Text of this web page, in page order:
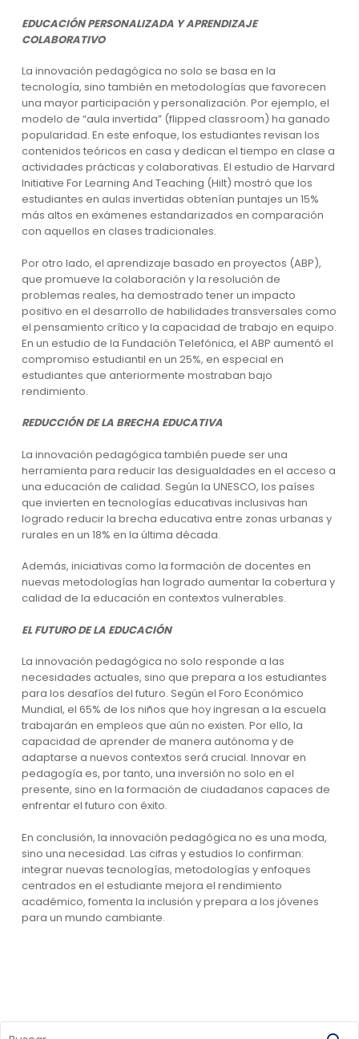
EDUCACIÓN PERSONALIZADA Y APRENDIZAJE
COLABORATIVO
La innovación pedagógica no solo se basa en la
tecnología, sino también en metodologías que favorecen
una mayor participación y personalización. Por ejemplo, el
modelo de “aula invertida” (flipped classroom) ha ganado
popularidad. En este enfoque, los estudiantes revisan los
contenidos teóricos en casa y dedican el tiempo en clase a
actividades prácticas y colaborativas. El estudio de Harvard
Initiative For Learning And Teaching (Hilt) mostró que los
estudiantes en aulas invertidas obtenían puntajes un 15%
más altos en exámenes estandarizados en comparación
con aquellos en clases tradicionales.
Por otro lado, el aprendizaje basado en proyectos (ABP),
que promueve la colaboración y la resolución de
problemas reales, ha demostrado tener un impacto
positivo en el desarrollo de habilidades transversales como
el pensamiento crítico y la capacidad de trabajo en equipo.
En un estudio de la Fundación Telefónica, el ABP aumentó el
compromiso estudiantil en un 25%, en especial en
estudiantes que anteriormente mostraban bajo
rendimiento.
REDUCCIÓN DE LA BRECHA EDUCATIVA
La innovación pedagógica también puede ser una
herramienta para reducir las desigualdades en el acceso a
una educación de calidad. Según la UNESCO, los países
que invierten en tecnologías educativas inclusivas han
logrado reducir la brecha educativa entre zonas urbanas y
rurales en un 18% en la última década.
Además, iniciativas como la formación de docentes en
nuevas metodologías han logrado aumentar la cobertura y
calidad de la educación en contextos vulnerables.
EL FUTURO DE LA EDUCACIÓN
La innovación pedagógica no solo responde a las
necesidades actuales, sino que prepara a los estudiantes
para los desafíos del futuro. Según el Foro Económico
Mundial, el 65% de los niños que hoy ingresan a la escuela
trabajarán en empleos que aún no existen. Por ello, la
capacidad de aprender de manera autónoma y de
adaptarse a nuevos contextos será crucial. Innovar en
pedagogía es, por tanto, una inversión no solo en el
presente, sino en la formación de ciudadanos capaces de
enfrentar el futuro con éxito.
En conclusión, la innovación pedagógica no es una moda,
sino una necesidad. Las cifras y estudios lo confirman:
integrar nuevas tecnologías, metodologías y enfoques
centrados en el estudiante mejora el rendimiento
académico, fomenta la inclusión y prepara a los jóvenes
para un mundo cambiante.